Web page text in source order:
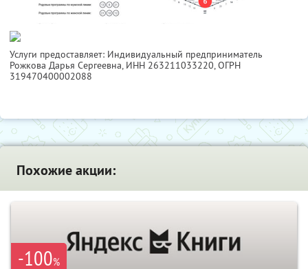
Услуги предоставляет: Индивидуальный предприниматель
Рожкова Дарья Сергеевна, ИНН 263211033220, ОГРН
319470400002088
Похожие акции:
-100%